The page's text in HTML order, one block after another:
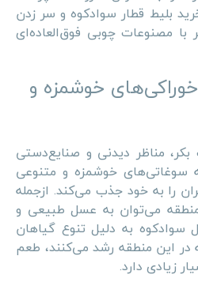
بلیط قطار سوادکوه و سر زدن
با مصنوعات چوبی فوق‌العاده‌ای
خوشمزه و
مناظر دیدنی و صنایع‌دستی
سوغاتی‌های خوشمزه و متنوعی
را به خود جذب می‌کند. ازجمله
می‌توان به عسل طبیعی و
سوادکوه به دلیل تنوع گیاهان
این منطقه رشد می‌کنند، طعم
زیادی دارد.